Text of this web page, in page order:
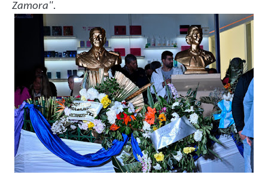
Zamora".